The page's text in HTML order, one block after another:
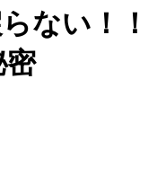
ない！！
密